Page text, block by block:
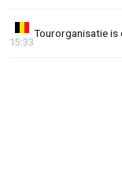
Tourorganisatie
15:33